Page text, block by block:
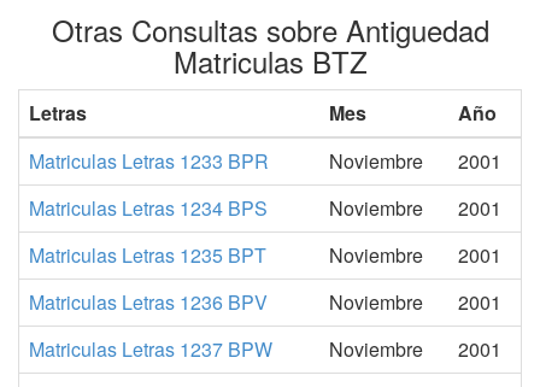
Otras Consultas sobre Antiguedad
Matriculas BTZ
Letras Mes
Año
Matriculas Letras 1233 BPR
Noviembre
2001
Matriculas Letras 1234 BPS
Noviembre
2001
Matriculas Letras 1235 BPT
Noviembre
2001
Matriculas Letras 1236 BPV
Noviembre
2001
Matriculas Letras 1237 BPW
Noviembre
2001